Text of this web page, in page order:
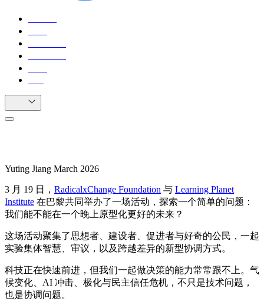
Yuting Jiang March 2026
3 月 19 日， RadicalxChange Foundation 与 Learning Planet
Institute 在巴黎共同举办了一场活动，探索一个简单的问题：
我们能不能在一个晚上原型化更好的未来？
这场活动聚集了思想者、建设者、促进者与好奇的公民，一起
实验集体智慧、审议，以及跨越差异的新型协调方式。
科技正在快速前进，但我们一起做决策的能力常常跟不上。气
候变化、AI 冲击、极化与民主信任危机，不只是技术问题，
也是协调问题。